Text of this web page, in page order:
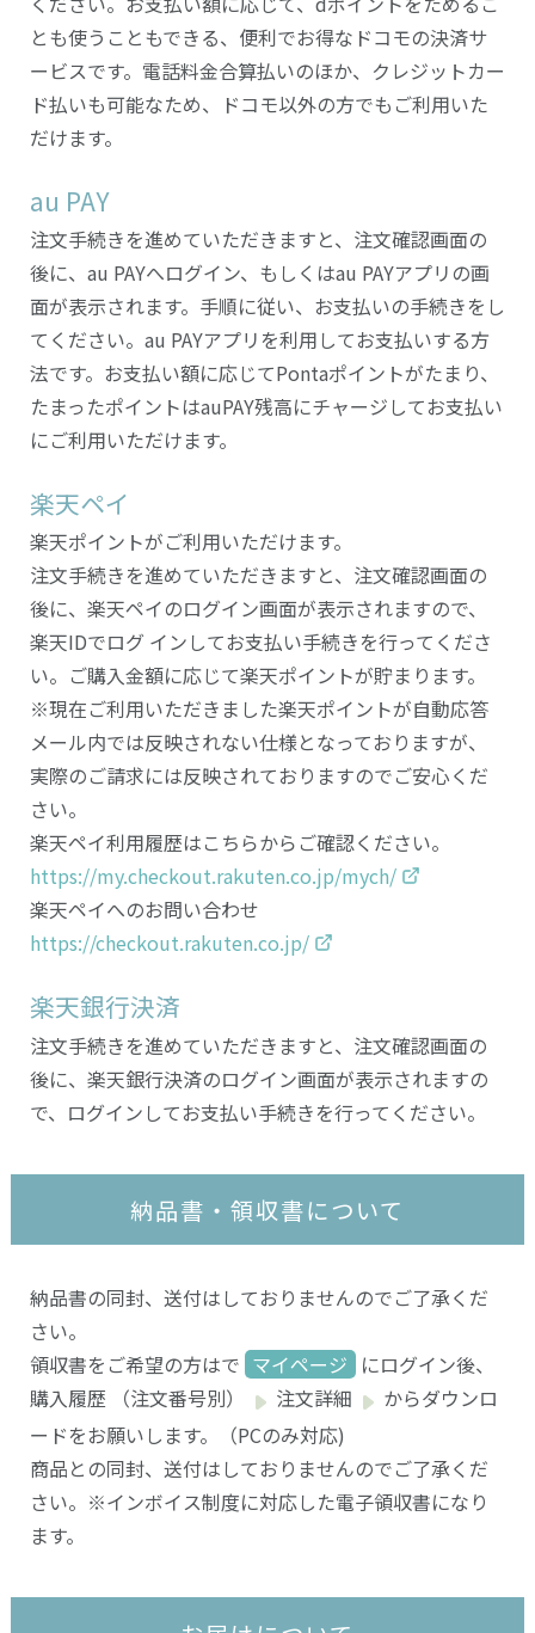
とも使うこともできる、便利でお得なドコモの決済サ
ービスです。電話料金合算払いのほか、クレジットカー
ド払いも可能なため、ドコモ以外の方でもご利用いた
だけます。
au PAY
注文手続きを進めていただきますと、注文確認画面の
後に、au PAYへログイン、もしくはau PAYアプリの画
面が表示されます。手順に従い、お支払いの手続きをし
てください。au PAYアプリを利用してお支払いする方
法です。お支払い額に応じてPontaポイントがたまり、
たまったポイントはauPAY残高にチャージしてお支払い
にご利用いただけます。
楽天ペイ
楽天ポイントがご利用いただけます。
注文手続きを進めていただきますと、注文確認画面の
後に、楽天ペイのログイン画面が表示されますので、
楽天IDでログ インしてお支払い手続きを行ってくださ
い。ご購入金額に応じて楽天ポイントが貯まります。
※現在ご利用いただきました楽天ポイントが自動応答
メール内では反映されない仕様となっておりますが、
実際のご請求には反映されておりますのでご安心くだ
さい。
楽天ペイ利用履歴はこちらからご確認ください。
https://my.checkout.rakuten.co.jp/mych/
楽天ペイへのお問い合わせ
https://checkout.rakuten.co.jp/
楽天銀行決済
注文手続きを進めていただきますと、注文確認画面の
後に、楽天銀行決済のログイン画面が表示されますの
で、ログインしてお支払い手続きを行ってください。
納品書・領収書について
納品書の同封、送付はしておりませんのでご了承くだ
さい。
領収書をご希望の方はで マイページ にログイン後、
購入履歴 （注文番号別）
注文詳細
からダウンロ
ードをお願いします。（PCのみ対応)
商品との同封、送付はしておりませんのでご了承くだ
さい。※インボイス制度に対応した電子領収書になり
ます。